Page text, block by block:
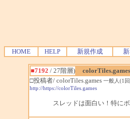
HOME HELP 新規作成
■7192 / 27階層)
colorTiles.games
□投稿者/ colorTiles.games 一般人(1
http://https://colorTiles.games
スレッドは面白い！特に